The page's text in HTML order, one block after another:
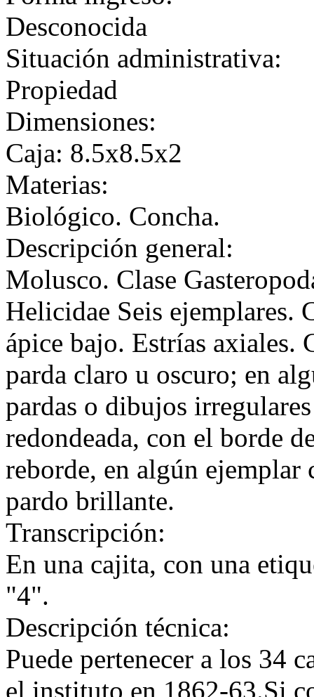
Desconocida
Situación administrativa:
Propiedad
Dimensiones:
Caja: 8.5x8.5x2
Materias:
Biológico. Concha.
Descripción general:
Molusco. Clase
Helicidae Seis ejemplares.
ápice bajo. Estrías axiales.
parda claro u oscuro; en
pardas o dibujos
redondeada, con el borde
reborde, en algún
pardo brillante.
Transcripción:
En una cajita, con una
"4".
Descripción técnica:
Puede pertenecer a los 34
el instituto en 1862-63.Si